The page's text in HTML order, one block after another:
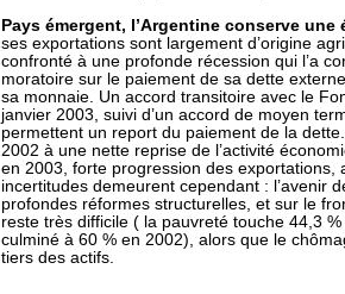
Pays émergent, l’Argentine conserve
ses exportations sont largement d’origine
confronté à une profonde récession qui l’a
moratoire sur le paiement de sa dette
sa monnaie. Un accord transitoire avec le
janvier 2003, suivi d’un accord de moyen
permettent un report du paiement de la
2002 à une nette reprise de l’activité
en 2003, forte progression des exportations,
incertitudes demeurent cependant : l’avenir
profondes réformes structurelles, et sur le
reste très difficile ( la pauvreté touche 44,3
culminé à 60 % en 2002), alors que le
tiers des actifs.